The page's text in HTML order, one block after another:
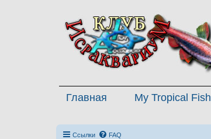
Главная My Tropical Fish
Ссылки FAQ